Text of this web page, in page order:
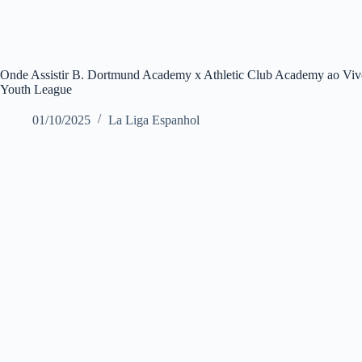
Onde Assistir B. Dortmund Academy x Athletic Club Academy ao
Youth League
01/10/2025 La Liga Espanhol